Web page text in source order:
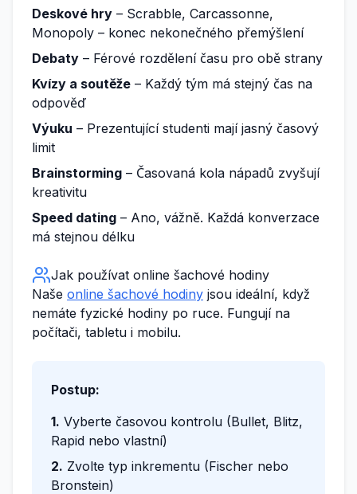
Deskové hry – Scrabble, Carcassonne,
Monopoly – konec nekonečného přemýšlení
Debaty – Férové rozdělení času pro obě strany
Kvízy a soutěže – Každý tým má stejný čas na
odpověď
Výuku – Prezentující studenti mají jasný časový
limit
Brainstorming – Časovaná kola nápadů zvyšují
kreativitu
Speed dating – Ano, vážně. Každá konverzace
má stejnou délku
Jak používat online šachové hodiny
Naše online šachové hodiny jsou ideální, když
nemáte fyzické hodiny po ruce. Fungují na
počítači, tabletu i mobilu.
Postup:
1. Vyberte časovou kontrolu (Bullet, Blitz,
Rapid nebo vlastní)
2. Zvolte typ inkrementu (Fischer nebo
Bronstein)